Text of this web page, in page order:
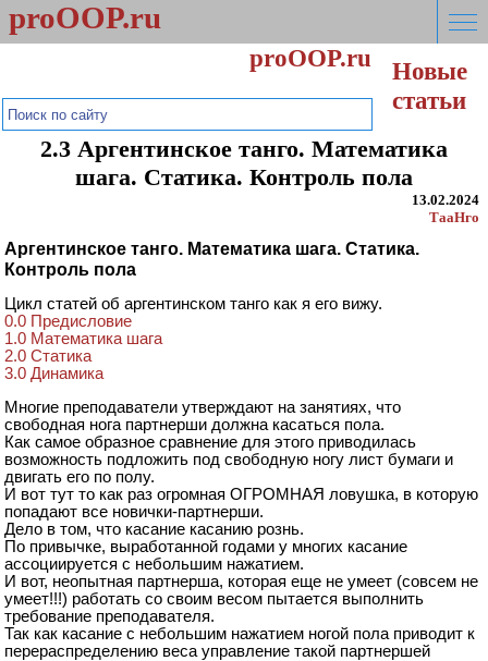
proOOP.ru
proOOP.ru
Новые
статьи
2.3 Аргентинское танго. Математика
шага. Статика. Контроль пола
13.02.2024
ТаaНго
Аргентинское танго. Математика шага. Статика.
Контроль пола
Цикл статей об аргентинском танго как я его вижу.
0.0 Предисловие
1.0 Математика шага
2.0 Статика
3.0 Динамика
Многие преподаватели утверждают на занятиях, что
свободная нога партнерши должна касаться пола.
Как самое образное сравнение для этого приводилась
возможность подложить под свободную ногу лист бумаги и
двигать его по полу.
И вот тут то как раз огромная ОГРОМНАЯ ловушка, в которую
попадают все новички-партнерши.
Дело в том, что касание касанию рознь.
По привычке, выработанной годами у многих касание
ассоциируется с небольшим нажатием.
И вот, неопытная партнерша, которая еще не умеет (совсем не
умеет!!!) работать со своим весом пытается выполнить
требование преподавателя.
Так как касание с небольшим нажатием ногой пола приводит к
перераспределению веса управление такой партнершей